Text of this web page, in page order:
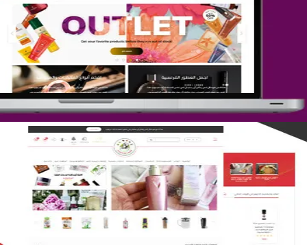
تصميم متجر جمال المرأة الشرقية
التفاصيل
تصميم متجر لمار
التفاصيل